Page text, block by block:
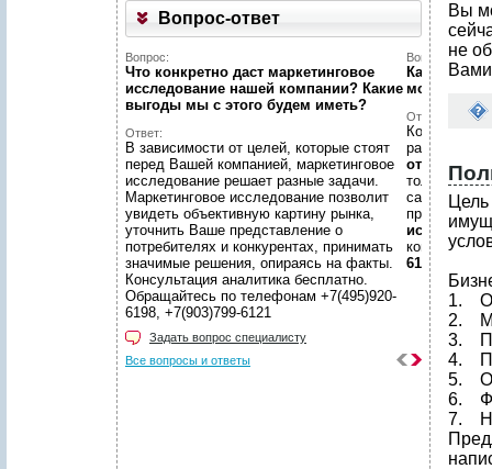
Вопрос-ответ
Вопрос:
Что конкретно даст маркетинговое
исследование нашей компании? Какие
выгоды мы c этого будем иметь?
Ответ:
В зависимости от целей, которые стоят
перед Вашей компанией, маркетинговое
исследование решает разные задачи.
Маркетинговое исследование позволит
увидеть объективную картину рынка,
уточнить Ваше представление о
потребителях и конкурентах, принимать
значимые решения, опираясь на факты.
Консультация аналитика бесплатно.
Обращайтесь по телефонам +7(495)920-
6198, +7(903)799-6121
Вопрос:
Как найти
можете
Ответ:
Конечно
размещено
отчетов
только
самой
предложить
6198,
Задать вопрос специалисту
Все вопросы и ответы
Вы
не
1.
2.
3.
4.
5.
6.
7.